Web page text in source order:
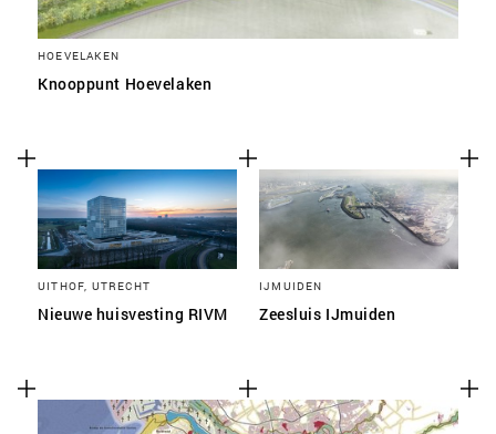
HOEVELAKEN
Knooppunt Hoevelaken
UITHOF, UTRECHT
Nieuwe huisvesting RIVM
IJMUIDEN
Zeesluis IJmuiden